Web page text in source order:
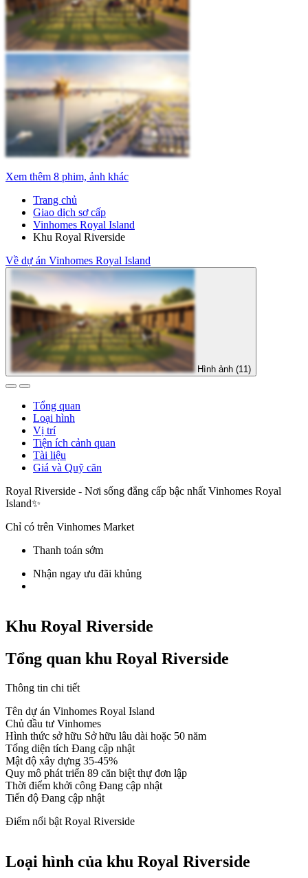
Xem thêm 8 phim, ảnh khác
Trang chủ
Giao dịch sơ cấp
Vinhomes Royal Island
Khu Royal Riverside
Về dự án Vinhomes Royal Island
Hình ảnh (11)
Tổng quan
Loại hình
Vị trí
Tiện ích cảnh quan
Tài liệu
Giá và Quỹ căn
Royal Riverside - Nơi sống đẳng cấp bậc nhất Vinhomes Royal
Island✨
Chỉ có trên Vinhomes Market
Thanh toán sớm
Nhận ngay ưu đãi khủng
Khu Royal Riverside
Tổng quan khu Royal Riverside
Thông tin chi tiết
Tên dự án Vinhomes Royal Island
Chủ đầu tư Vinhomes
Hình thức sở hữu Sở hữu lâu dài hoặc 50 năm
Tổng diện tích Đang cập nhật
Mật độ xây dựng 35-45%
Quy mô phát triển 89 căn biệt thự đơn lập
Thời điểm khởi công Đang cập nhật
Tiến độ Đang cập nhật
Điểm nổi bật Royal Riverside
Loại hình của khu Royal Riverside